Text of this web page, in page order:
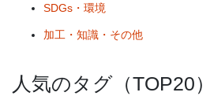
SDGs・環境
加工・知識・その他
人気のタグ（TOP20）